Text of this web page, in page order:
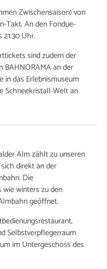
Zwischensaison) von
Takt. An den Fondue-
Uhr.
sind zudem der
BAHNORAMA an der
in das Erlebnismuseum
Schneekristall-Welt an
Alm zählt zu unseren
direkt an der
Die
winters zu den
geöffnet.
Selbstverpflegerraum
im Untergeschoss des